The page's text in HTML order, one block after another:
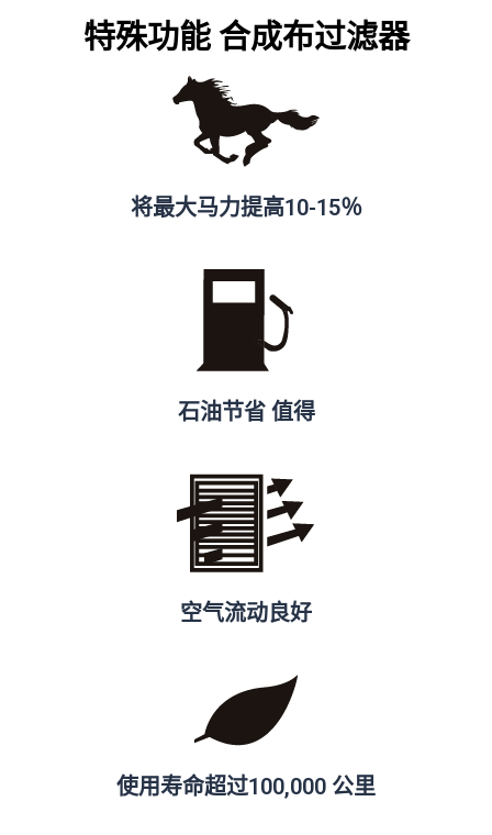
特殊功能 合成布过滤器
将最大马力提高10-15％
石油节省 值得
空气流动良好
使用寿命超过100,000 公里